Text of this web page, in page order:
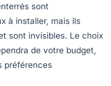
sont
à installer, mais ils
sont invisibles. Le choix
de votre budget,
préférences